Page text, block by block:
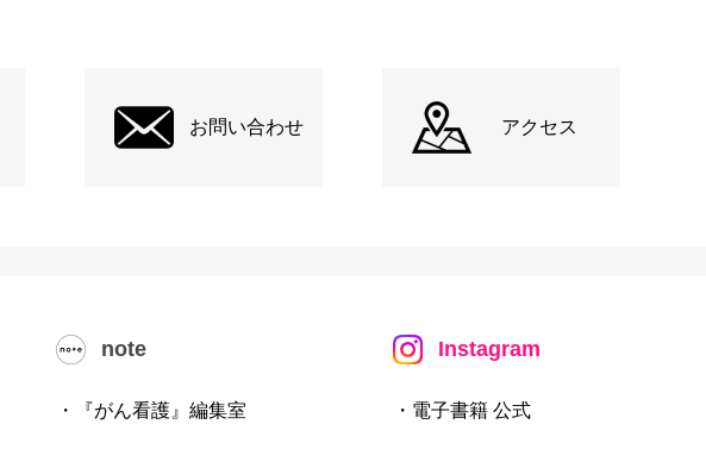
お問い合わせ アクセス
note
・『がん看護』編集室
Instagram
・電子書籍 公式